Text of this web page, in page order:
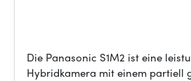
Die Panasonic S1M2 ist eine
Hybridkamera mit einem partiell